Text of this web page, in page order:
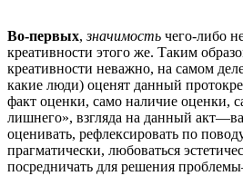
Во-первых,значимость чего-либо
креативности этого же. Таким
креативности неважно, на самом
какие люди) оценят данный
факт оценки, само наличие оценки,
лишнего», взгляда на данный
оценивать, рефлексировать по
прагматически, любоваться
посредничать для решения